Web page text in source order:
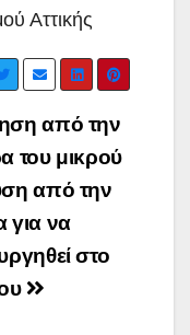
Αττικής
από την
του μικρού
από την
για να
στο